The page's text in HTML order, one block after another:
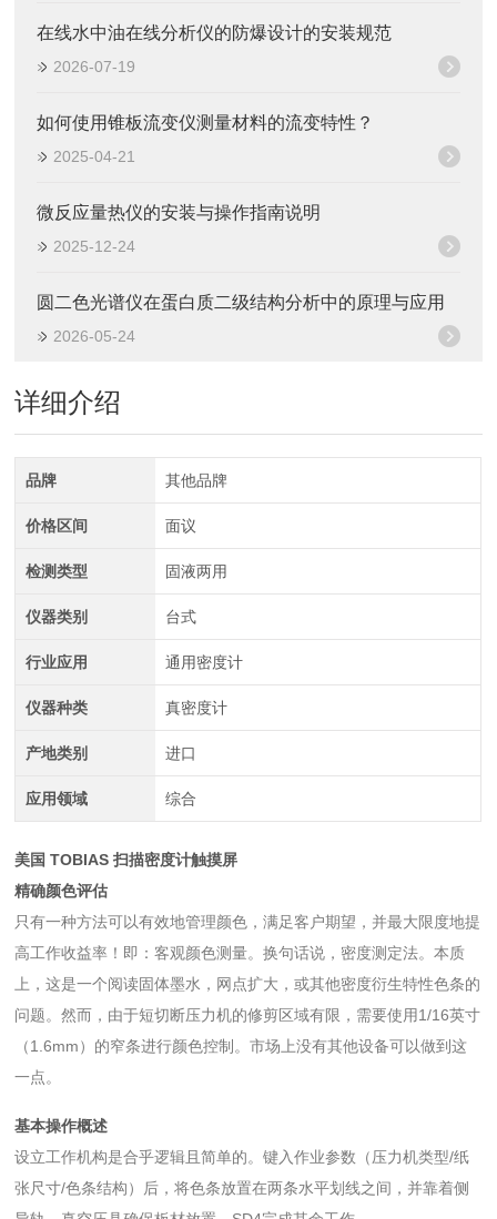
在线水中油在线分析仪的防爆设计的安装规范
2026-07-19
如何使用锥板流变仪测量材料的流变特性？
2025-04-21
微反应量热仪的安装与操作指南说明
2025-12-24
圆二色光谱仪在蛋白质二级结构分析中的原理与应用
2026-05-24
详细介绍
品牌 其他品牌
价格区间 面议
检测类型 固液两用
仪器类别 台式
行业应用 通用密度计
仪器种类 真密度计
产地类别 进口
应用领域 综合
美国 TOBIAS 扫描密度计触摸屏
精确颜色评估
只有一种方法可以有效地管理颜色，满足客户期望，并最大限度地提
高工作收益率！即：客观颜色测量。换句话说，密度测定法。本质
上，这是一个阅读固体墨水，网点扩大，或其他密度衍生特性色条的
问题。然而，由于短切断压力机的修剪区域有限，需要使用1/16英寸
（1.6mm）的窄条进行颜色控制。市场上没有其他设备可以做到这
一点。
基本操作概述
设立工作机构是合乎逻辑且简单的。键入作业参数（压力机类型/纸
张尺寸/色条结构）后，将色条放置在两条水平划线之间，并靠着侧